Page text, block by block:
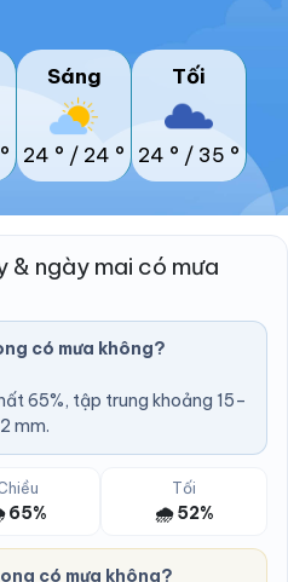
Sáng
24 ° / 24 °
Tối
24 ° / 35 °
& ngày mai có mưa
có mưa không?
65%, tập trung khoảng 15–
mm.
65%
Tối
🌧️ 52%
có mưa không?